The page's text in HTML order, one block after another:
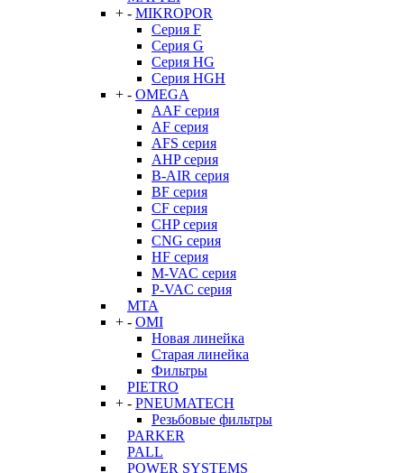
+ - MIKROPOR
Серия F
Серия G
Серия HG
Серия HGH
+ - OMEGA
AAF серия
AF серия
AFS серия
AHP серия
B-AIR серия
BF серия
CF серия
CHP серия
CNG серия
HF серия
M-VAC серия
P-VAC серия
MTA
+ - OMI
Новая линейка
Старая линейка
Фильтры
PIETRO
+ - PNEUMATECH
Резьбовые фильтры
PARKER
PALL
POWER SYSTEMS